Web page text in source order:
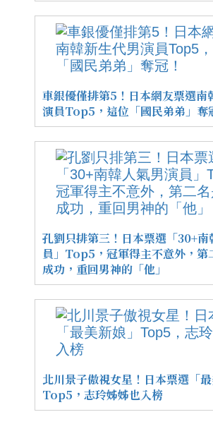
車銀優僅排第5！日本網友票選南
演員Top5，這位「國民弟弟」奪
孔劉只排第三！日本票選「30+南
員」Top5，冠軍得主不意外，第
成功，重回男神的「他」
北川景子傲視女星！日本票選「最
Top5，志玲姊姊也入榜